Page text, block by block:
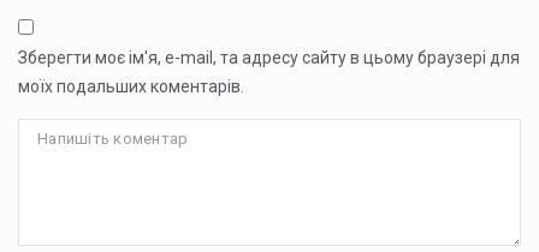
Зберегти моє ім'я, e-mail, та адресу сайту в цьому браузері для
моїх подальших коментарів.